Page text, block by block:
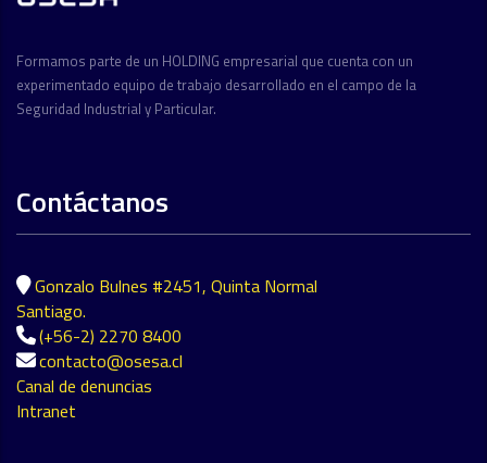
Formamos parte de un HOLDING empresarial que cuenta con un
experimentado equipo de trabajo desarrollado en el campo de la
Seguridad Industrial y Particular.
Contáctanos
Gonzalo Bulnes #2451, Quinta Normal
Santiago.
(+56-2) 2270 8400
contacto@osesa.cl
Canal de denuncias
Intranet